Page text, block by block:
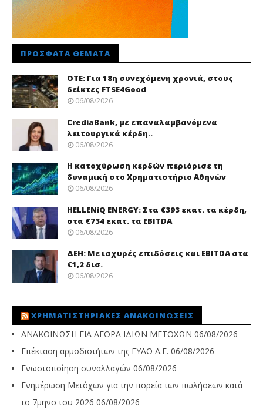
ΠΡΌΣΦΑΤΑ ΘΈΜΑΤΑ
ΟΤΕ: Για 18η συνεχόμενη χρονιά, στους
δείκτες FTSE4Good
06/08/2026
CrediaBank, με επαναλαμβανόμενα
λειτουργικά κέρδη..
06/08/2026
Η κατοχύρωση κερδών περιόρισε τη
δυναμική στο Χρηματιστήριο Αθηνών
06/08/2026
HELLENiQ ENERGY: Στα €393 εκατ. τα κέρδη,
στα €734 εκατ. τα EBITDA
06/08/2026
ΔΕΗ: Με ισχυρές επιδόσεις και EBITDA στα
€1,2 δισ.
06/08/2026
ΧΡΗΜΑΤΙΣΤΗΡΙΑΚΈΣ ΑΝΑΚΟΙΝΏΣΕΙΣ
ΑΝΑΚΟΙΝΩΣΗ ΓΙΑ ΑΓΟΡΑ ΙΔΙΩΝ ΜΕΤΟΧΩΝ 06/08/2026
Επέκταση αρμοδιοτήτων της ΕΥΑΘ Α.Ε. 06/08/2026
Γνωστοποίηση συναλλαγών 06/08/2026
Ενημέρωση Μετόχων για την πορεία των πωλήσεων κατά
το 7μηνο του 2026 06/08/2026